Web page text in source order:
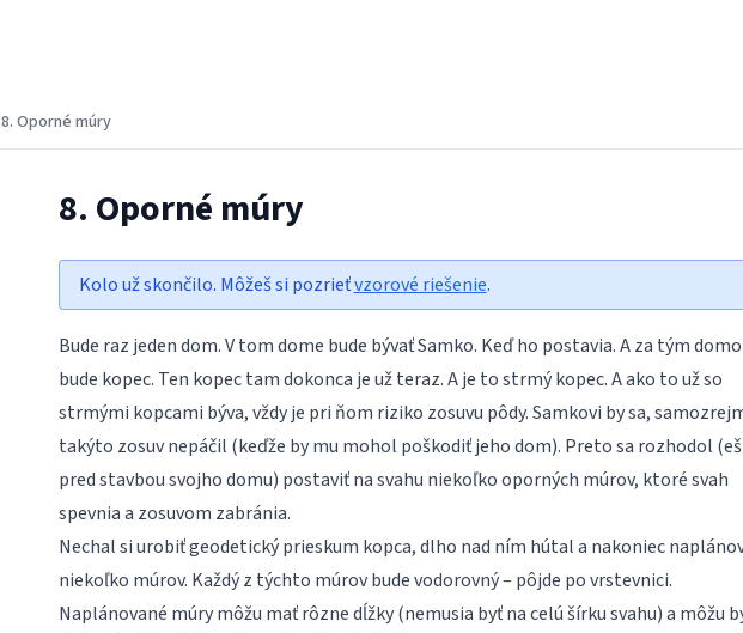
8. Oporné múry
8. Oporné múry
Kolo už skončilo. Môžeš si pozrieťvzorové riešenie.
Bude raz jeden dom. V tom dome bude bývať Samko. Keď ho postavia. A za tým
bude kopec. Ten kopec tam dokonca je už teraz. A je to strmý kopec. A ako to už so
strmými kopcami býva, vždy je pri ňom riziko zosuvu pôdy. Samkovi by sa,
takýto zosuv nepáčil (keďže by mu mohol poškodiť jeho dom). Preto sa rozhodol
pred stavbou svojho domu) postaviť na svahu niekoľko oporných múrov, ktoré svah
spevnia a zosuvom zabránia.
Nechal si urobiť geodetický prieskum kopca, dlho nad ním hútal a nakoniec
niekoľko múrov. Každý z týchto múrov bude vodorovný – pôjde po vrstevnici.
Naplánované múry môžu mať rôzne dĺžky (nemusia byť na celú šírku svahu) a môžu